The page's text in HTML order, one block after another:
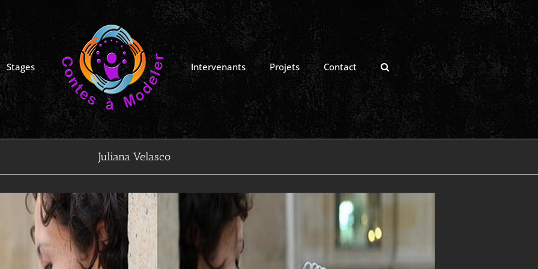
Stages Intervenants Projets Contact
Juliana Velasco